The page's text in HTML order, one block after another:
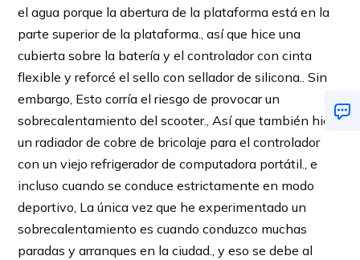
el agua porque la abertura de la plataforma está en la
parte superior de la plataforma., así que hice una
cubierta sobre la batería y el controlador con cinta
flexible y reforcé el sello con sellador de silicona.. Sin
embargo, Esto corría el riesgo de provocar un
sobrecalentamiento del scooter., Así que también hice
un radiador de cobre de bricolaje para el controlador
con un viejo refrigerador de computadora portátil., e
incluso cuando se conduce estrictamente en modo
deportivo, La única vez que he experimentado un
sobrecalentamiento es cuando conduzco muchas
paradas y arranques en la ciudad., y eso se debe al